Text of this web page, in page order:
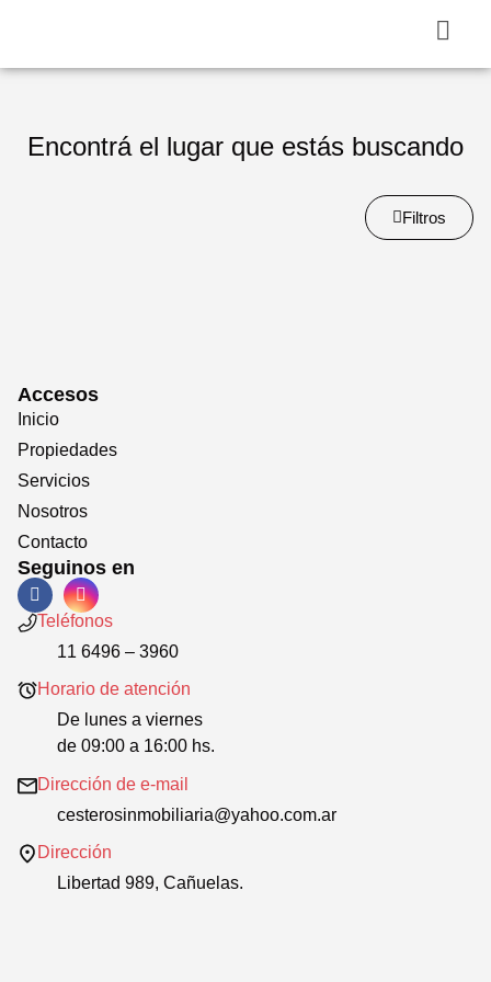
Encontrá el lugar que estás buscando
Filtros
Accesos
Inicio
Propiedades
Servicios
Nosotros
Contacto
Seguinos en
Teléfonos
11 6496 – 3960
Horario de atención
De lunes a viernes
de 09:00 a 16:00 hs.
Dirección de e-mail
cesterosinmobiliaria@yahoo.com.ar
Dirección
Libertad 989, Cañuelas.